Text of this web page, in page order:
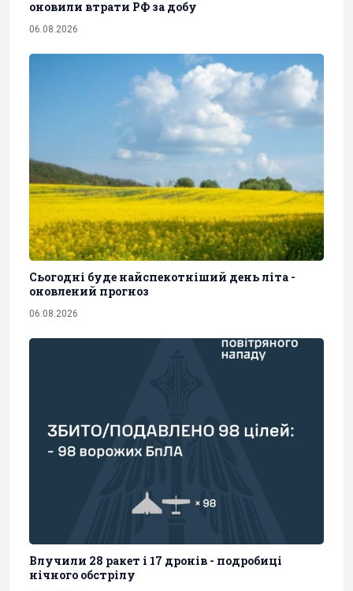
оновили втрати РФ за добу
06.08.2026
Сьогодні буде найспекотніший день літа -
оновлений прогноз
06.08.2026
Влучили 28 ракет і 17 дронів - подробиці
нічного обстрілу